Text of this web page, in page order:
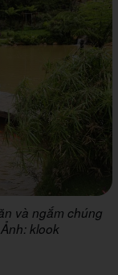
và ngắm chúng
klook